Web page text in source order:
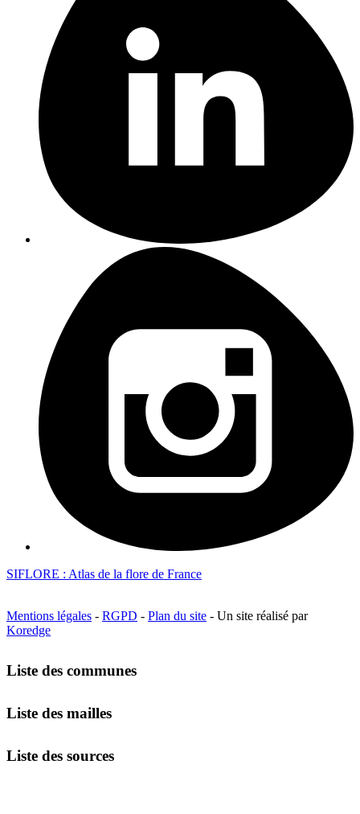
SIFLORE : Atlas de la flore de France
Mentions légales - RGPD - Plan du site - Un site réalisé par
Koredge
Liste des communes
Liste des mailles
Liste des sources